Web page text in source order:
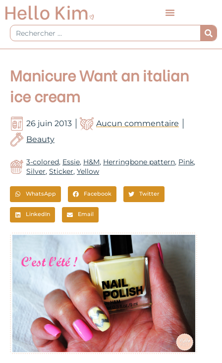
Aller
au
contenu
Rechercher
Manicure Want an italian
ice cream
26 juin 2013
Aucun commentaire
Beauty
3-colored, Essie, H&M, Herringbone pattern, Pink,
Silver, Sticker, Yellow
WhatsApp Facebook Twitter
LinkedIn Email